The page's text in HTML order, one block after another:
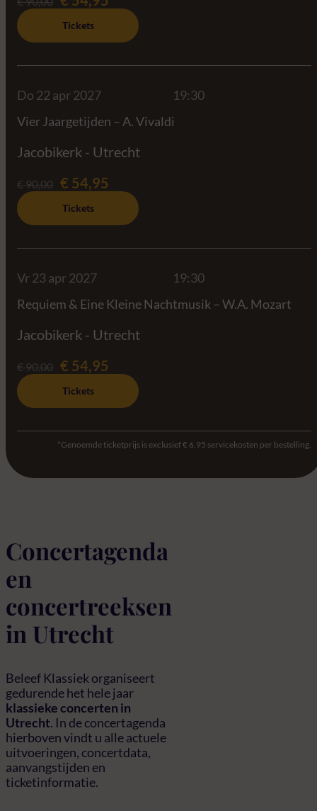
Tickets
Do 22 apr 2027
19:30
Vier Jaargetijden – A. Vivaldi
Jacobikerk - Utrecht
€ 90,00 € 54,95
Tickets
Vr 23 apr 2027
19:30
Requiem & Eine Kleine Nachtmusik – W.A. Mozart
Jacobikerk - Utrecht
€ 90,00 € 54,95
Tickets
*Genoemde ticketprijs is exclusief € 6,95 servicekosten per bestelling.
Concertagenda
en
concertreeksen
in Utrecht
Beleef Klassiek organiseert
gedurende het hele jaar
klassieke concerten in
Utrecht. In de concertagenda
hierboven vindt u alle actuele
uitvoeringen, concertdata,
aanvangstijden en
ticketinformatie.